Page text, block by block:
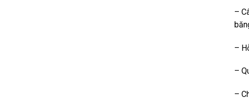
–
–
–
–